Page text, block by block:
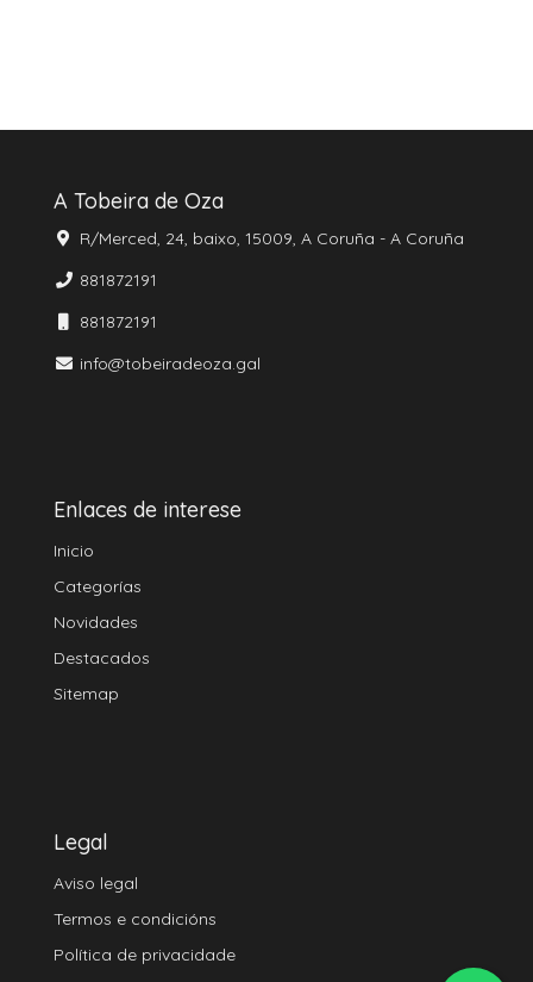
A Tobeira de Oza
R/Merced, 24, baixo, 15009, A Coruña - A Coruña
881872191
881872191
info@tobeiradeoza.gal
Enlaces de interese
Inicio
Categorías
Novidades
Destacados
Sitemap
Legal
Aviso legal
Termos e condicións
Política de privacidade